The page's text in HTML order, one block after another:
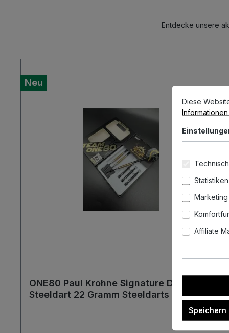
Entdecke unsere
Neu
ONE80 Paul Krohne Signature Dart
Steeldart 22 Gramm Steeldarts
Cookie-
Diese Website
Diese
Informationen
Statistiken
Marketing
Affiliate
Speichern